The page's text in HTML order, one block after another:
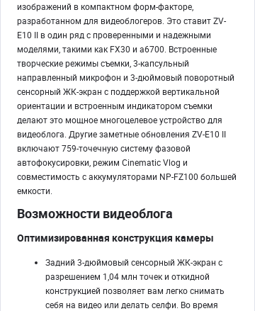
изображений в компактном форм-факторе,
разработанном для видеоблогеров. Это ставит ZV-
E10 II в один ряд с проверенными и надежными
моделями, такими как FX30 и a6700. Встроенные
творческие режимы съемки, 3-капсульный
направленный микрофон и 3-дюймовый поворотный
сенсорный ЖК-экран с поддержкой вертикальной
ориентации и встроенным индикатором съемки
делают это мощное многоцелевое устройство для
видеоблога. Другие заметные обновления ZV-E10 II
включают 759-точечную систему фазовой
автофокусировки, режим Cinematic Vlog и
совместимость с аккумуляторами NP-FZ100 большей
емкости.
Возможности видеоблога
Оптимизированная конструкция камеры
Задний 3-дюймовый сенсорный ЖК-экран с
разрешением 1,04 млн точек и откидной
конструкцией позволяет вам легко снимать
себя на видео или делать селфи. Во время